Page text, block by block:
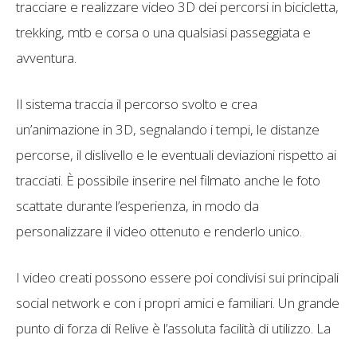
tracciare e realizzare video 3D dei percorsi in bicicletta,
trekking, mtb e corsa o una qualsiasi passeggiata e
avventura.
Il sistema traccia il percorso svolto e crea
un’animazione in 3D, segnalando i tempi, le distanze
percorse, il dislivello e le eventuali deviazioni rispetto ai
tracciati. È possibile inserire nel filmato anche le foto
scattate durante l’esperienza, in modo da
personalizzare il video ottenuto e renderlo unico.
I video creati possono essere poi condivisi sui principali
social network e con i propri amici e familiari. Un grande
punto di forza di Relive è l’assoluta facilità di utilizzo. La